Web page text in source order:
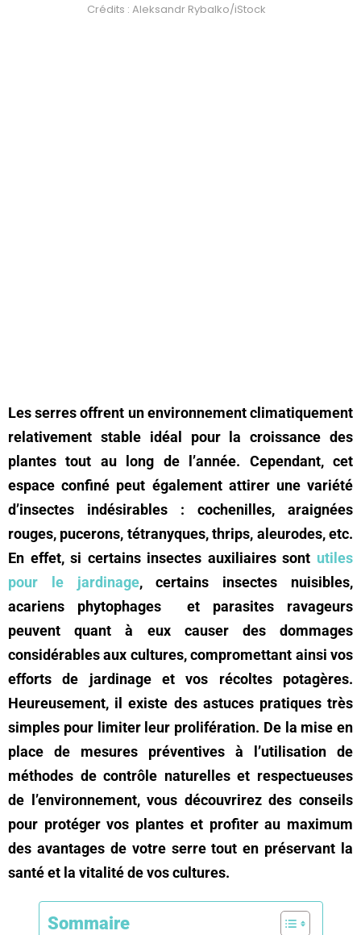
Crédits : Aleksandr Rybalko/iStock
Les serres offrent un environnement climatiquement
relativement stable idéal pour la croissance des
plantes tout au long de l’année. Cependant, cet
espace confiné peut également attirer une variété
d’insectes indésirables : cochenilles, araignées
rouges, pucerons, tétranyques, thrips, aleurodes, etc.
En effet, si certains insectes auxiliaires sont utiles
pour le jardinage, certains insectes nuisibles,
acariens phytophages et parasites ravageurs
peuvent quant à eux causer des dommages
considérables aux cultures, compromettant ainsi vos
efforts de jardinage et vos récoltes potagères.
Heureusement, il existe des astuces pratiques très
simples pour limiter leur prolifération. De la mise en
place de mesures préventives à l’utilisation de
méthodes de contrôle naturelles et respectueuses
de l’environnement, vous découvrirez des conseils
pour protéger vos plantes et profiter au maximum
des avantages de votre serre tout en préservant la
santé et la vitalité de vos cultures.
Sommaire